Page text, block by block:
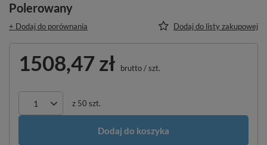
Polerowany
+ Dodaj do porównania Dodaj do listy zakupowej
1508,47 zł brutto/szt.
z 50 szt.
Dodaj do koszyka